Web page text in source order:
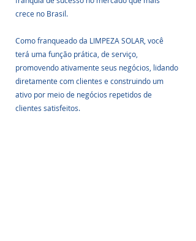
crece no Brasil.
Como franqueado da LIMPEZA SOLAR, você
terá uma função prática, de serviço,
promovendo ativamente seus negócios, lidando
diretamente com clientes e construindo um
ativo por meio de negócios repetidos de
clientes satisfeitos.